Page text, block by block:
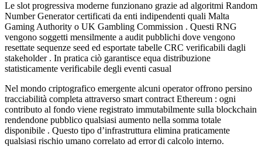
Le slot progressiva moderne funzionano grazie ad algoritmi Random
Number Generator certificati da enti indipendenti quali Malta
Gaming Authority o UK Gambling Commission . Questi RNG
vengono soggetti mensilmente a audit pubblichi dove vengono
resettate sequenze seed ed esportate tabelle CRC verificabili dagli
stakeholder . In pratica ciò garantisce equa distribuzione
statisticamente verificabile degli eventi casual­​
Nel mondo criptografico emergente alcuni operator​ offrono persino
tracciabilità completa attraverso smart contract Ethereum : ogni
contributo al fondo viene registrato immutabilmente sulla blockchain
rendendone pubblico qualsiasi aumento nella somma totale
disponibile . Questo tipo d’infrastruttura elimina praticamente
qualsiasi rischio umano correlato ad error​ di calcolo interno.